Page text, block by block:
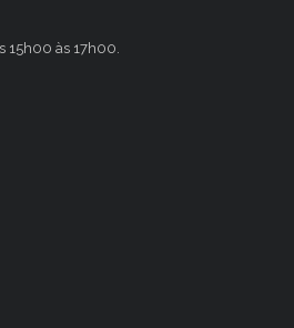
15h00 às 17h00.